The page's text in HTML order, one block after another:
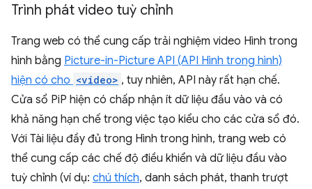
Trình phát video tuỳ chỉnh
Trang web có thể cung cấp trải nghiệm video Hình trong
hình bằng Picture-in-Picture API (API Hình trong hình)
hiện có cho <video> , tuy nhiên, API này rất hạn chế.
Cửa sổ PiP hiện có chấp nhận ít dữ liệu đầu vào và có
khả năng hạn chế trong việc tạo kiểu cho các cửa sổ đó.
Với Tài liệu đầy đủ trong Hình trong hình, trang web có
thể cung cấp các chế độ điều khiển và dữ liệu đầu vào
tuỳ chỉnh (ví dụ: chú thích, danh sách phát, thanh trượt